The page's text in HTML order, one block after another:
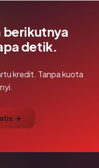
berikutnya
detik.
kredit. Tanpa kuota
→